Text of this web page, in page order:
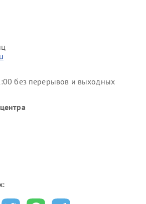
без перерывов и выходных